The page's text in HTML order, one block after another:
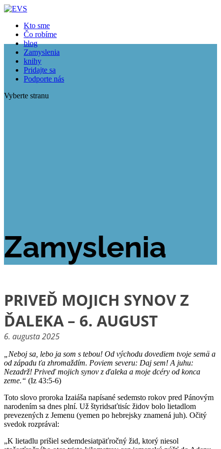
Kto sme
Čo robíme
blog
Zamyslenia
knihy
Pridajte sa
Podporte nás
Vyberte stranu
Zamyslenia
PRIVEĎ MOJICH SYNOV Z
ĎALEKA – 6. AUGUST
6. augusta 2025
„Neboj sa, lebo ja som s tebou! Od východu dovediem tvoje semä a
od západu ťa zhromaždím. Poviem severu: Daj sem! A juhu:
Nezadrž! Priveď mojich synov z ďaleka a moje dcéry od konca
zeme.“ (Iz 43:5-6)
Toto slovo proroka Izaiáša napísané sedemsto rokov pred Pánovým
narodením sa dnes plní. Už štyridsaťtisíc židov bolo lietadlom
prevezených z Jemenu (yemen po hebrejsky znamená juh). Očitý
svedok rozprával:
„K lietadlu prišiel sedemdesiatpäťročný žid, ktorý niesol